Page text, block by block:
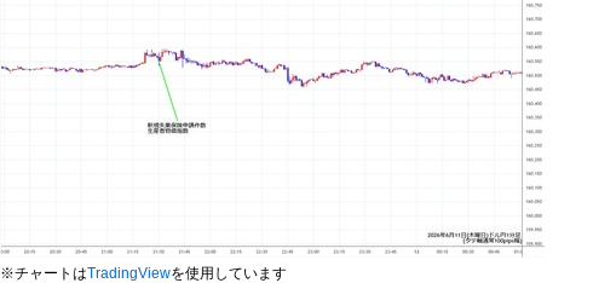
※チャートはTradingViewを使用しています